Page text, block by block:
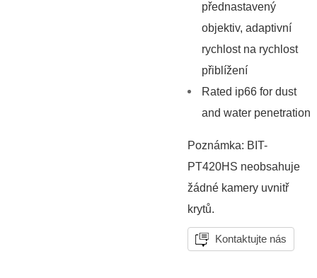
přednastavený
objektiv, adaptivní
rychlost na rychlost
přiblížení
Rated ip66 for dust
and water penetration
Poznámka: BIT-
PT420HS neobsahuje
žádné kamery uvnitř
krytů.
Kontaktujte nás